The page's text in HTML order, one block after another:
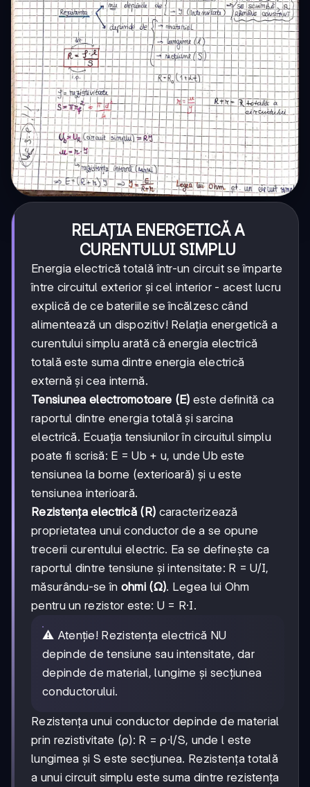
RELAȚIA ENERGETICĂ A
CURENTULUI SIMPLU
Energia electrică totală într-un circuit se împarte
între circuitul exterior și cel interior - acest lucru
explică de ce bateriile se încălzesc când
alimentează un dispozitiv! Relația energetică a
curentului simplu arată că energia electrică
totală este suma dintre energia electrică
externă și cea internă.
Tensiunea electromotoare (E) este definită ca
raportul dintre energia totală și sarcina
electrică. Ecuația tensiunilor în circuitul simplu
poate fi scrisă: E = Ub + u, unde Ub este
tensiunea la borne (exterioară) și u este
tensiunea interioară.
Rezistența electrică (R) caracterizează
proprietatea unui conductor de a se opune
trecerii curentului electric. Ea se definește ca
raportul dintre tensiune și intensitate: R = U/I,
măsurându-se în ohmi (Ω). Legea lui Ohm
pentru un rezistor este: U = R·I.
⚠️ Atenție! Rezistența electrică NU
depinde de tensiune sau intensitate, dar
depinde de material, lungime și secțiunea
conductorului.
Rezistența unui conductor depinde de material
prin rezistivitate (ρ): R = ρ·l/S, unde l este
lungimea și S este secțiunea. Rezistența totală
a unui circuit simplu este suma dintre rezistența